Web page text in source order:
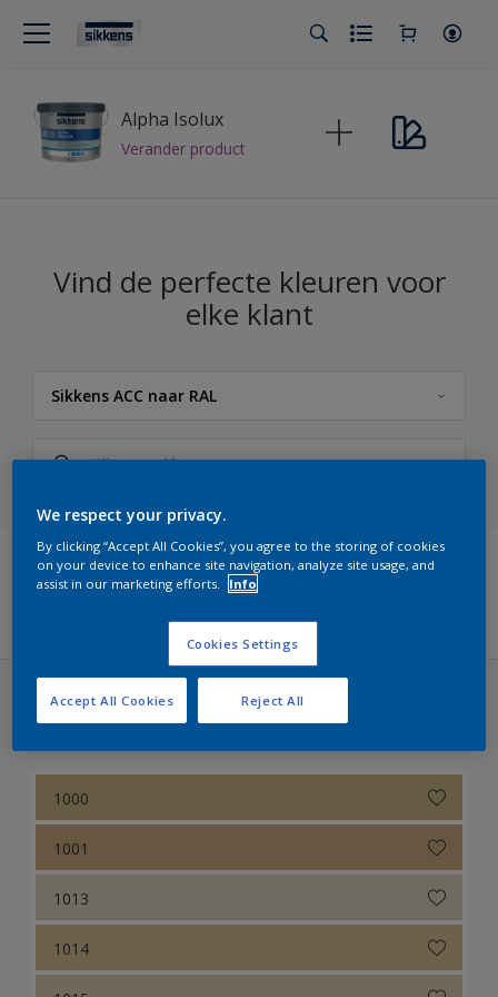
Alpha Isolux
Verander product
Vind de perfecte kleuren voor
elke klant
Sikkens ACC naar RAL
Sikkens
Sikkens Colour Futures 2025
Sikkens Modern Klassieke Kleuren
Sikkens ACC naar RAL
Sikkens Kleurselectie Kleuren
Sikkens Kleurselectie Grijzen
Sikkens Kleurselectie Witten
Sikkens Colour Futures 2024
Sikkens Colour Futures 2023
Sikkens Colour Futures 2022
Filters
Sikkens ACC naar RAL (30 kleuren)
1000
1001
1013
1014
We respect your privacy.
By clicking “Accept All Cookies”, you agree to the storing of cookies
on your device to enhance site navigation, analyze site usage, and
assist in our marketing efforts.
Info
Cookies Settings
Reject All
Accept All Cookies